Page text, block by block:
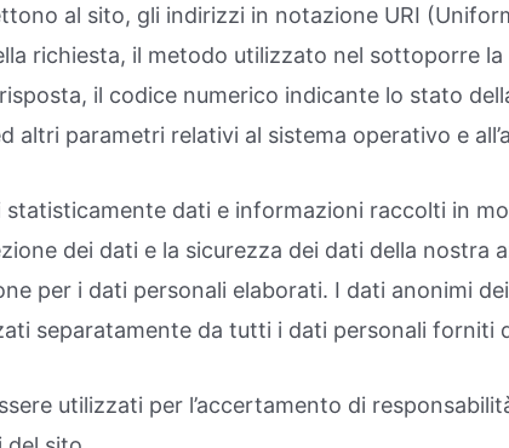
al sito, gli indirizzi in notazione URI
richiesta, il metodo utilizzato nel sottoporre
il codice numerico indicante lo stato
altri parametri relativi al sistema operativo e
statisticamente dati e informazioni raccolti in
dei dati e la sicurezza dei dati della nostra
per i dati personali elaborati. I dati anonimi
separatamente da tutti i dati personali forniti
utilizzati per l’accertamento di